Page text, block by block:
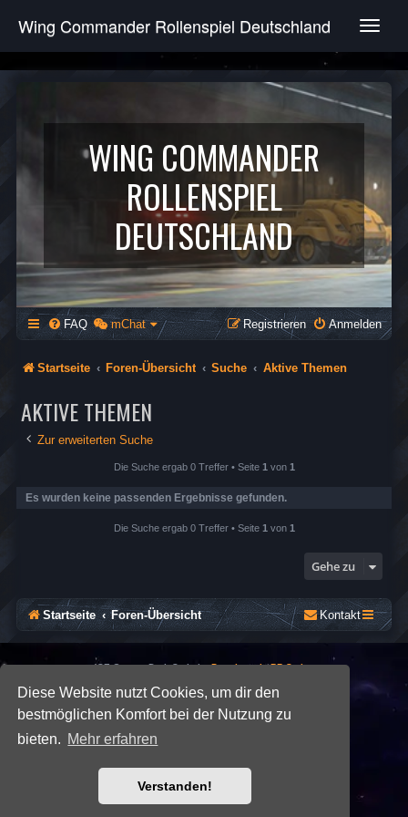
Diese Website nutzt Cookies, um dir den
bestmöglichen Komfort bei der Nutzung zu
bieten. Mehr erfahren
Verstanden!
T
g
e
v
g
a
t
i
o
n
Wing Commander Rollenspiel Deutschland
WING COMMANDER
ROLLENSPIEL
DEUTSCHLAND
FAQ mChat Anmelden
Registrieren
Startseite Foren-Übersicht Suche Aktive Themen
AKTIVE THEMEN
Zur erweiterten Suche
Die Suche ergab 0 Treffer • Seite 1 von 1
Es wurden keine passenden Ergebnisse gefunden.
Die Suche ergab 0 Treffer • Seite 1 von 1
Gehe zu
Startseite Foren-Übersicht Kontakt
*SE Gamer: Dark Style byPremium phpBB Styles
Powered byphpBB ® Forum Software © phpBB Limited
Datenschutz